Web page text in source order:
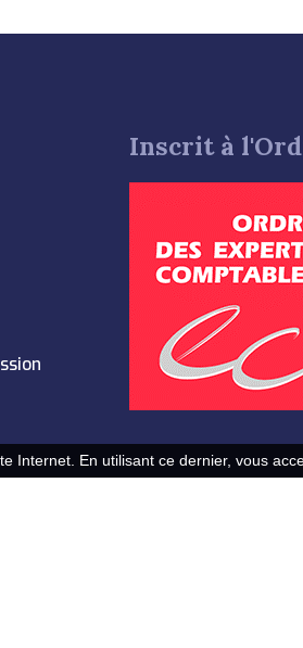
Inscrit à
Internet. En utilisant ce dernier, vous